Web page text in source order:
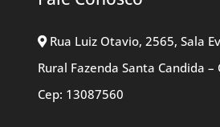
Rua Luiz Otavio, 2565, Sala
Rural Fazenda Santa Candida –
Cep: 13087560